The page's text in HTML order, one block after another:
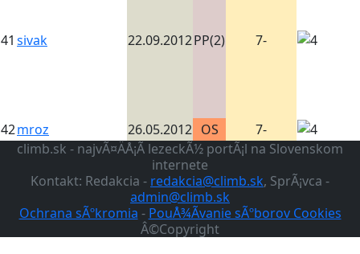
41 sivak 22.09.2012PP(2) 7-
42mroz 26.05.2012 OS
7-
climb.sk - najvÃ¤ÄÅ¡Ã­ lezeckÃ½ portÃ¡l na Slovenskom
internete
Kontakt: Redakcia - redakcia@climb.sk, SprÃ¡vca -
admin@climb.sk
Ochrana sÃºkromia - PouÅ¾Ã­vanie sÃºborov Cookies
Â©Copyright